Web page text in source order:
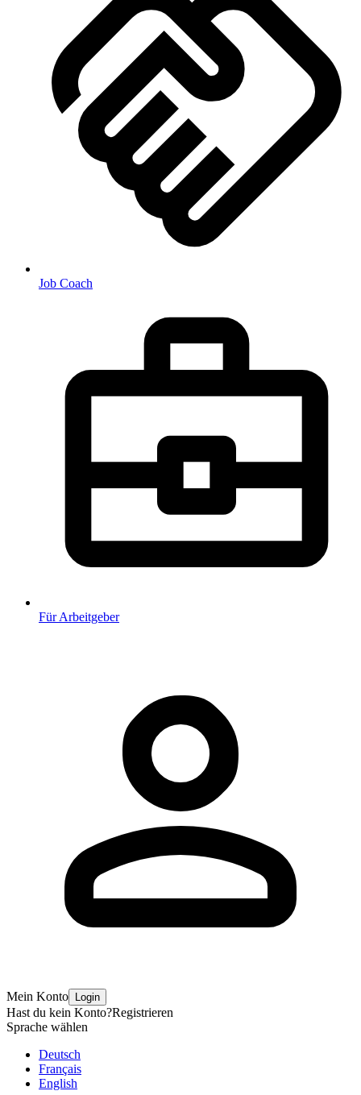
Job Coach
Für Arbeitgeber
Mein Konto Login
Hast du kein Konto?Registrieren
Sprache wählen
Deutsch
Français
English